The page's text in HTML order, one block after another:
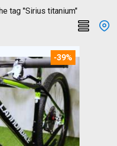
tag "Sirius titanium"
-39%